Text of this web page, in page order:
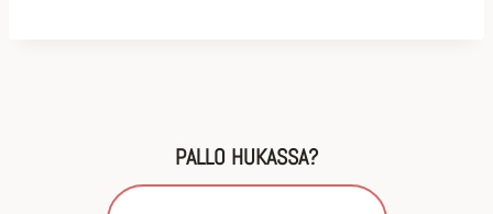
PALLO HUKASSA?